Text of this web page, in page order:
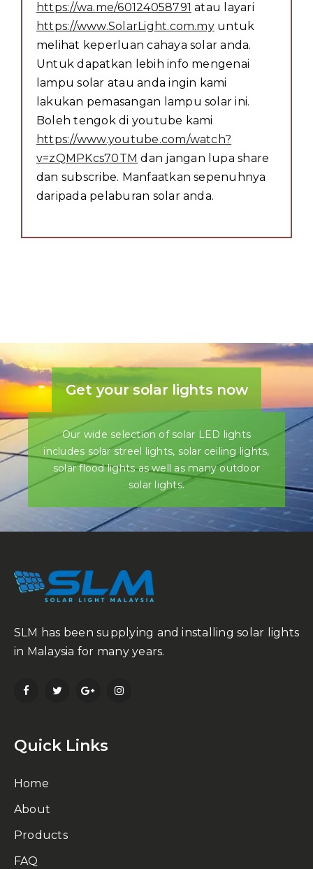
https://wa.me/60124058791 atau layari
https://www.SolarLight.com.myuntuk
melihat keperluan cahaya solar anda.
Untuk dapatkan lebih info mengenai
lampu solar atau anda ingin kami
lakukan pemasangan lampu solar ini.
Boleh tengok di youtube kami
https://www.youtube.com/watch?
v=zQMPKcs70TM dan jangan lupa share
dan subscribe. Manfaatkan sepenuhnya
daripada pelaburan solar anda.
Get your solar lights now
Our wide selection of solar LED lights
includes solar streel lights, solar ceiling lights,
solar flood lights as well as many outdoor
solar lights.
SLM has been supplying and installing solar lights
in Malaysia for many years.
Quick Links
Home
About
Products
FAQ